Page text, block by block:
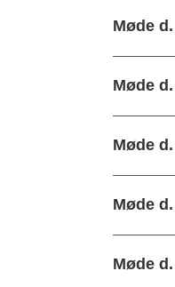
Møde
Møde
Møde
Møde
Møde